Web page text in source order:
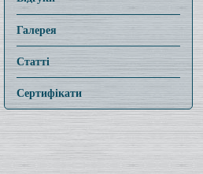
Галерея
Статті
Сертифікати